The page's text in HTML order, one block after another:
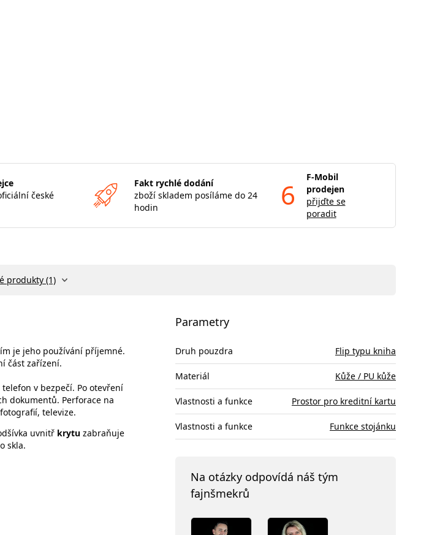
české
Fakt rychlé dodání
zboží skladem posíláme do 24
hodin
6
F-Mobil
prodejen
přijďte se
poradit
produkty (1)
je jeho používání příjemné.
část zařízení.
v bezpečí. Po otevření
dokumentů. Perforace na
televize.
uvnitř krytu zabraňuje
skla.
Parametry
Druh pouzdra Flip typu kniha
Materiál Kůže / PU kůže
Vlastnosti a funkce Prostor pro kreditní kartu
Vlastnosti a funkce Funkce stojánku
Na otázky odpovídá náš tým
fajnšmekrů